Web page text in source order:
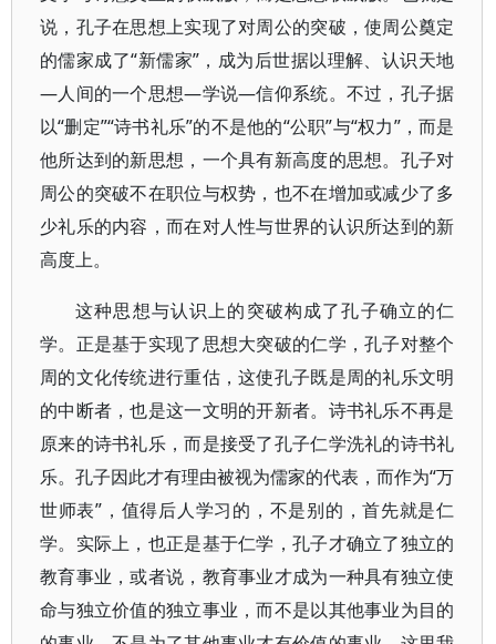
说，孔子在思想上实现了对周公的突破，使周公奠定
的儒家成了“新儒家”，成为后世据以理解、认识天地
—人间的一个思想—学说—信仰系统。不过，孔子据
以“删定”“诗书礼乐”的不是他的“公职”与“权力”，而是
他所达到的新思想，一个具有新高度的思想。孔子对
周公的突破不在职位与权势，也不在增加或减少了多
少礼乐的内容，而在对人性与世界的认识所达到的新
高度上。
这种思想与认识上的突破构成了孔子确立的仁
学。正是基于实现了思想大突破的仁学，孔子对整个
周的文化传统进行重估，这使孔子既是周的礼乐文明
的中断者，也是这一文明的开新者。诗书礼乐不再是
原来的诗书礼乐，而是接受了孔子仁学洗礼的诗书礼
乐。孔子因此才有理由被视为儒家的代表，而作为“万
世师表”，值得后人学习的，不是别的，首先就是仁
学。实际上，也正是基于仁学，孔子才确立了独立的
教育事业，或者说，教育事业才成为一种具有独立使
命与独立价值的独立事业，而不是以其他事业为目的